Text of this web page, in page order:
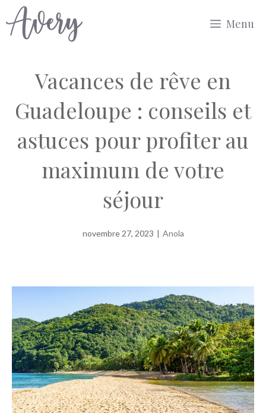
Aller
au
Menu
Vacances de rêve en
Guadeloupe : conseils et
astuces pour profiter au
maximum de votre
séjour
novembre 27, 2023 | Anola